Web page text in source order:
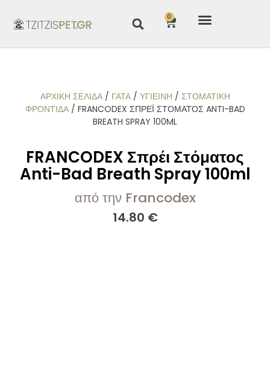
0
ΑΡΧΙΚΉ ΣΕΛΊΔΑ/ ΓΑΤΑ/ ΥΓΙΕΙΝΗ / ΣΤΟΜΑΤΙΚΉ
ΦΡΟΝΤΊΔΑ/ FRANCODEX ΣΠΡΈΙ ΣΤΌΜΑΤΟΣ ANTI-BAD
BREATH SPRAY 100ML
FRANCODEX Σπρέι Στόματος
Anti-Bad Breath Spray 100ml
από την Francodex
14.80 €